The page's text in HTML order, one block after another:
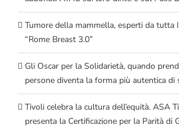
Tumore della mammella, esperti da tutta
“Rome Breast 3.0”
Gli Oscar per la Solidarietà, quando
persone diventa la forma più autentica di
Tivoli celebra la cultura dell’equità. ASA
presenta la Certificazione per la Parità di